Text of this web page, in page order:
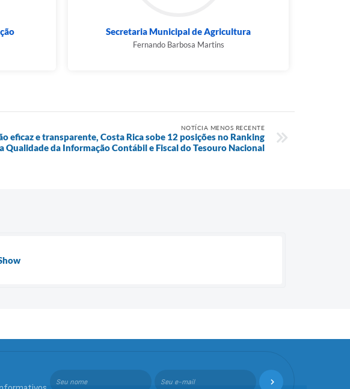
Secretaria Municipal de Agricultura
Fernando Barbosa Martins
NOTÍCIA MENOS RECENTE
eficaz e transparente, Costa Rica sobe 12 posições no Ranking
Qualidade da Informação Contábil e Fiscal do Tesouro Nacional